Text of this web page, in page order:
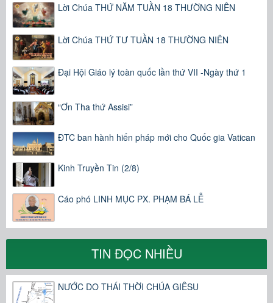
Lời Chúa THỨ NĂM TUẦN 18 THƯỜNG NIÊN
Lời Chúa THỨ TƯ TUẦN 18 THƯỜNG NIÊN
Đại Hội Giáo lý toàn quốc lần thứ VII -Ngày thứ 1
“Ơn Tha thứ Assisi”
ĐTC ban hành hiến pháp mới cho Quốc gia Vatican
Kinh Truyền Tin (2/8)
Cáo phó LINH MỤC PX. PHẠM BÁ LỄ
TIN ĐỌC NHIỀU
NƯỚC DO THÁI THỜI CHÚA GIÊSU